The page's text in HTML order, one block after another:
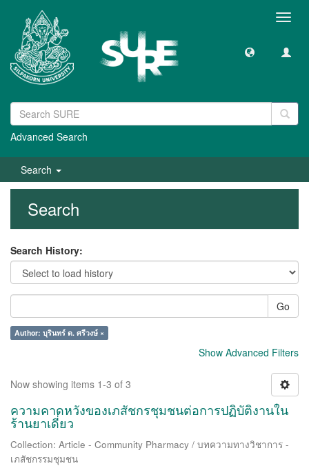
Advanced Search
Search
Search
Search History:
Go
Author: บุรินทร์ ต. ศรีวงษ์ ×
Show Advanced Filters
Now showing items 1-3 of 3
ความคาดหวังของเภสัชกรชุมชนต่อการปฏิบัติงานใน
ร้านยาเดี่ยว
Collection: Article - Community Pharmacy / บทความทางวิชาการ -
เภสัชกรรมชุมชน